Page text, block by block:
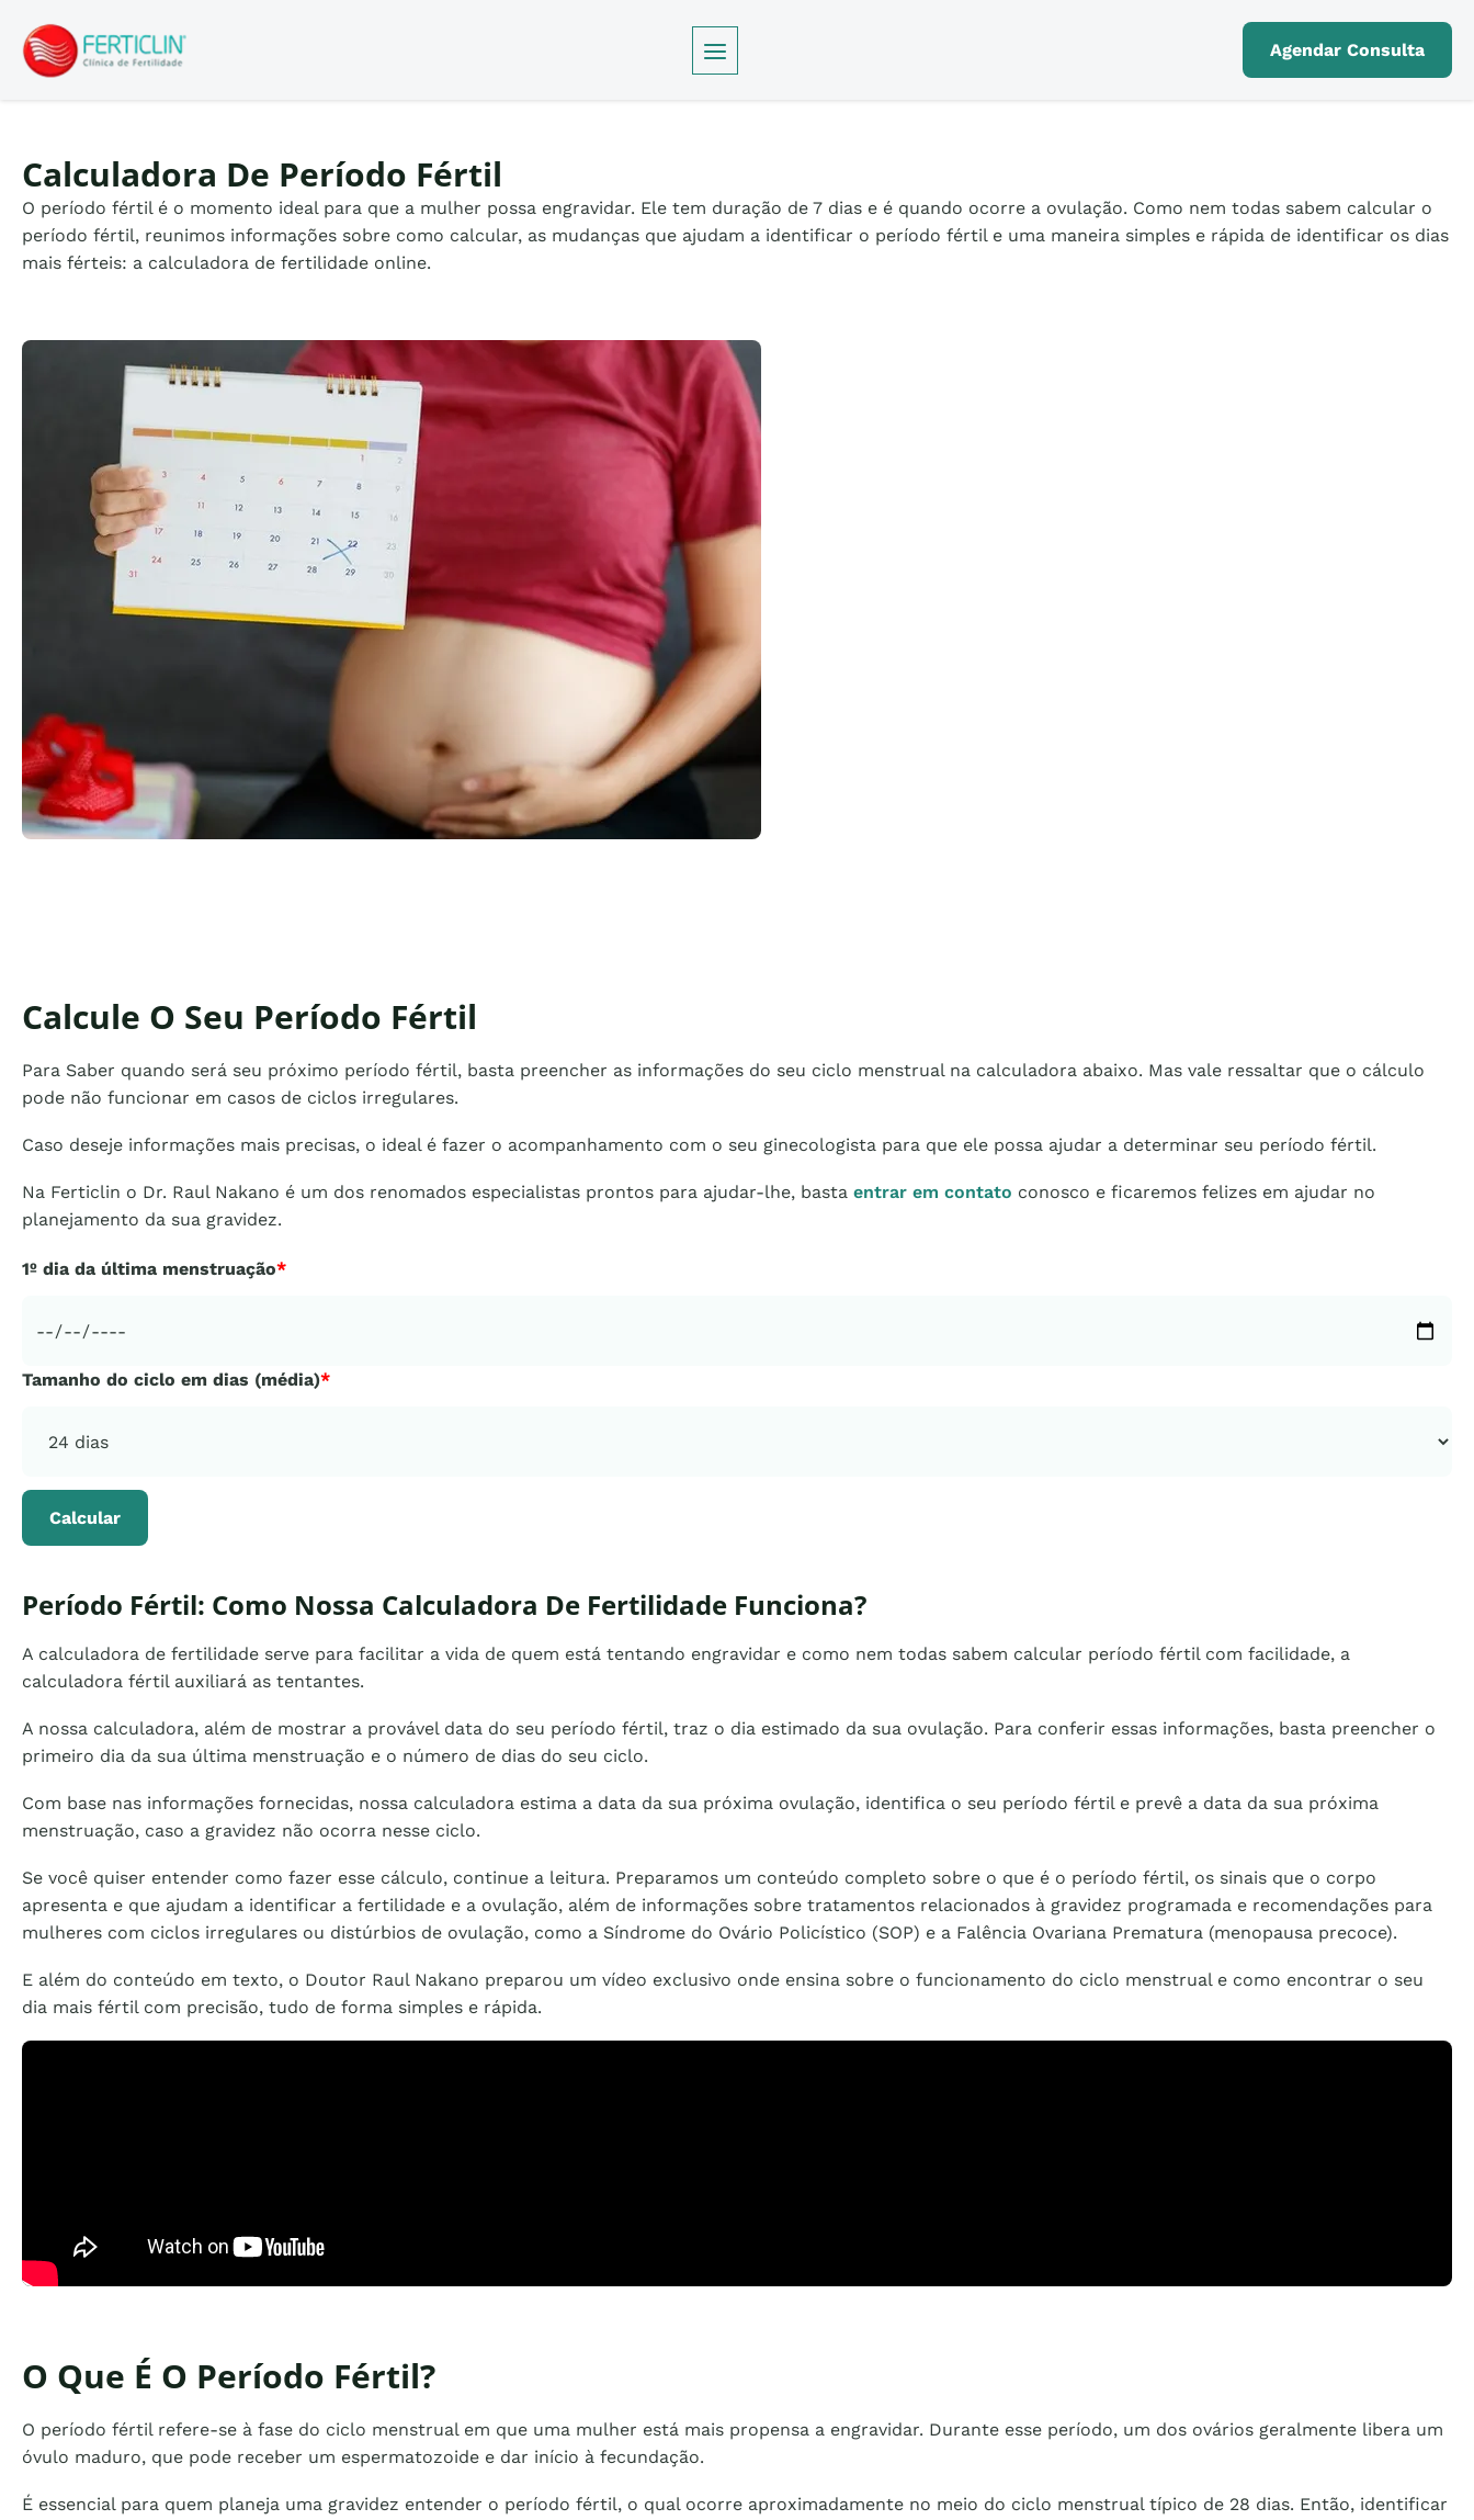
Logo Ferticlin - ir para a página inicial do site
Agendar Consulta
Calculadora De Período Fértil
O período fértil é o momento ideal para que a mulher possa engravidar. Ele tem duração de 7 dias e é quando ocorre a ovulação. Como nem todas sabem calcular o
período fértil, reunimos informações sobre como calcular, as mudanças que ajudam a identificar o período fértil e uma maneira simples e rápida de identificar os dias
mais férteis: a calculadora de fertilidade online.
Calcule O Seu Período Fértil
Para Saber quando será seu próximo período fértil, basta preencher as informações do seu ciclo menstrual na calculadora abaixo. Mas vale ressaltar que o cálculo
pode não funcionar em casos de ciclos irregulares.
Caso deseje informações mais precisas, o ideal é fazer o acompanhamento com o seu ginecologista para que ele possa ajudar a determinar seu período fértil.
Na Ferticlin o Dr. Raul Nakano é um dos renomados especialistas prontos para ajudar-lhe, basta entrar em contato conosco e ficaremos felizes em ajudar no
planejamento da sua gravidez.
1º dia da última menstruação*
Tamanho do ciclo em dias (média)*
Calcular
Período Fértil: Como Nossa Calculadora De Fertilidade Funciona?
A calculadora de fertilidade serve para facilitar a vida de quem está tentando engravidar e como nem todas sabem calcular período fértil com facilidade, a
calculadora fértil auxiliará as tentantes.
A nossa calculadora, além de mostrar a provável data do seu período fértil, traz o dia estimado da sua ovulação. Para conferir essas informações, basta preencher o
primeiro dia da sua última menstruação e o número de dias do seu ciclo.
Com base nas informações fornecidas, nossa calculadora estima a data da sua próxima ovulação, identifica o seu período fértil e prevê a data da sua próxima
menstruação, caso a gravidez não ocorra nesse ciclo.
Se você quiser entender como fazer esse cálculo, continue a leitura. Preparamos um conteúdo completo sobre o que é o período fértil, os sinais que o corpo
apresenta e que ajudam a identificar a fertilidade e a ovulação, além de informações sobre tratamentos relacionados à gravidez programada e recomendações para
mulheres com ciclos irregulares ou distúrbios de ovulação, como a Síndrome do Ovário Policístico (SOP) e a Falência Ovariana Prematura (menopausa precoce).
E além do conteúdo em texto, o Doutor Raul Nakano preparou um vídeo exclusivo onde ensina sobre o funcionamento do ciclo menstrual e como encontrar o seu
dia mais fértil com precisão, tudo de forma simples e rápida.
O Que É O Período Fértil?
O período fértil refere-se à fase do ciclo menstrual em que uma mulher está mais propensa a engravidar. Durante esse período, um dos ovários geralmente libera um
óvulo maduro, que pode receber um espermatozoide e dar início à fecundação.
É essencial para quem planeja uma gravidez entender o período fértil, o qual ocorre aproximadamente no meio do ciclo menstrual típico de 28 dias. Então, identificar